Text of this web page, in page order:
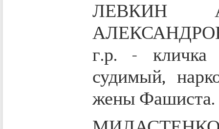
ЛЕВКИН
г.р. -
судимый,
жены Фашиста.